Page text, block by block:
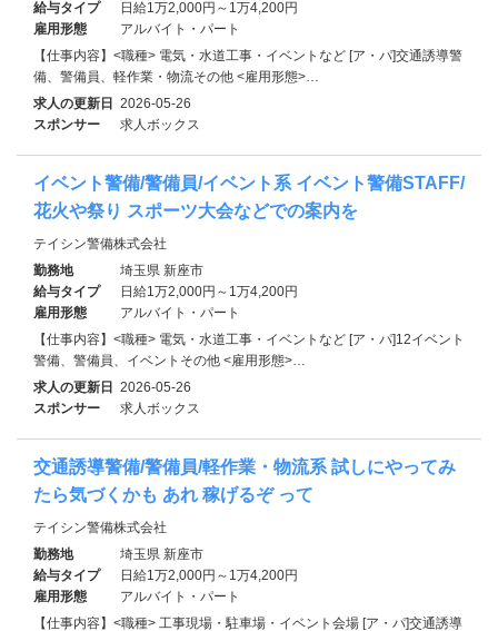
給与タイプ
日給1万2,000円～1万4,200円
雇用形態
アルバイト・パート
【仕事内容】<職種> 電気・水道工事・イベントなど [ア・パ]交通誘導警
備、警備員、軽作業・物流その他 <雇用形態>…
求人の更新日 2026-05-26
スポンサー
求人ボックス
イベント警備/警備員/イベント系 イベント警備STAFF/
花火や祭り スポーツ大会などでの案内を
テイシン警備株式会社
勤務地
埼玉県 新座市
給与タイプ
日給1万2,000円～1万4,200円
雇用形態
アルバイト・パート
【仕事内容】<職種> 電気・水道工事・イベントなど [ア・パ]12イベント
警備、警備員、イベントその他 <雇用形態>…
求人の更新日 2026-05-26
スポンサー
求人ボックス
交通誘導警備/警備員/軽作業・物流系 試しにやってみ
たら気づくかも あれ 稼げるぞ って
テイシン警備株式会社
勤務地
埼玉県 新座市
給与タイプ
日給1万2,000円～1万4,200円
雇用形態
アルバイト・パート
【仕事内容】<職種> 工事現場・駐車場・イベント会場 [ア・パ]交通誘導